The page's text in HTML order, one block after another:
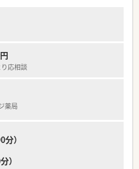
しの良い企業風土です。
た調剤業務を行います。
った丁寧な服薬指導や、最新の監査
施設在宅における服薬管理や栄養ケ
業務にも携わります。
方箋応需を通じて、多岐にわたる疾
スキルを習得できます。
トの実践的な経験を積むことで、地
師へと成長できます。
応相談
薬局
分）
）